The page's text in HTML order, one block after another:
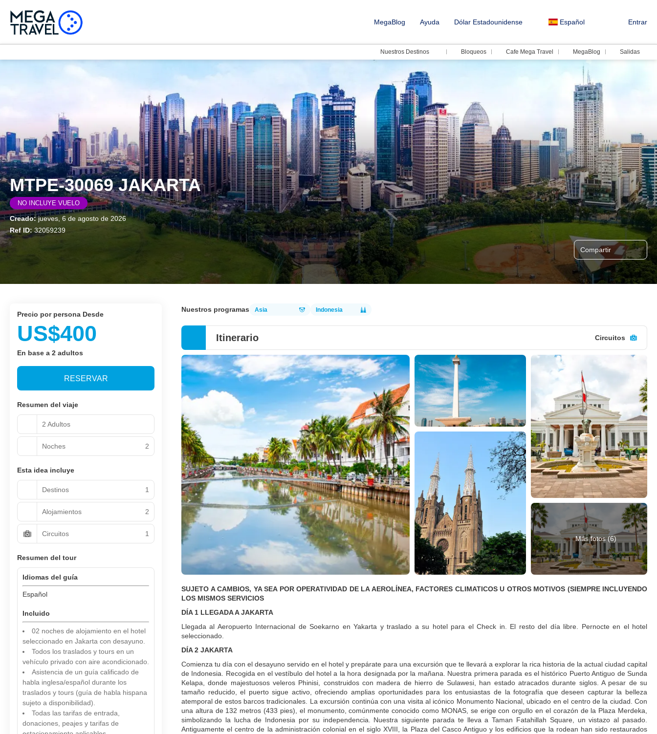
MegaBlog Ayuda Dólar Estadounidense Español Entrar
Nuestros Destinos Bloqueos Cafe Mega Travel MegaBlog Salidas
MTPE-30069 JAKARTA
NO INCLUYE VUELO
Creado:jueves, 6 de agosto de 2026
Ref ID:32059239
Compartir
Nuestros programas Asia Indonesia
Itinerario Circuitos
Más fotos (6)
SUJETO A CAMBIOS, YA SEA POR OPERATIVIDAD DE LA AEROLÍNEA, FACTORES CLIMATICOS U OTROS MOTIVOS (SIEMPRE INCLUYENDO
LOS MISMOS SERVICIOS
DÍA 1 LLEGADA A JAKARTA
Llegada al Aeropuerto Internacional de Soekarno en Yakarta y traslado a su hotel para el Check in. El resto del día libre. Pernocte en el hotel
seleccionado.
DÍA 2 JAKARTA
Comienza tu día con el desayuno servido en el hotel y prepárate para una excursión que te llevará a explorar la rica historia de la actual ciudad capital
de Indonesia. Recogida en el vestíbulo del hotel a la hora designada por la mañana. Nuestra primera parada es el histórico Puerto Antiguo de Sunda
Kelapa, donde majestuosos veleros Phinisi, construidos con madera de hierro de Sulawesi, han estado atracados durante siglos. A pesar de su
tamaño reducido, el puerto sigue activo, ofreciendo amplias oportunidades para los entusiastas de la fotografía que deseen capturar la belleza
atemporal de estos barcos tradicionales. La excursión continúa con una visita al icónico Monumento Nacional, ubicado en el centro de la ciudad. Con
una altura de 132 metros (433 pies), el monumento, comúnmente conocido como MONAS, se erige con orgullo en el corazón de la Plaza Merdeka,
simbolizando la lucha de Indonesia por su independencia. Nuestra siguiente parada te lleva a Taman Fatahillah Square, un vistazo al pasado.
Antiguamente el centro de la administración colonial en el siglo XVIII, la Plaza del Casco Antiguo y los edificios que la rodean han sido restaurados
precio por persona Desde
US$400
En base a 2 adultos
RESERVAR
Resumen del viaje
2 Adultos
Noches 2
Esta idea incluye
Destinos 1
Alojamientos 2
Circuitos 1
Resumen del tour
Idiomas del guía
Español
Incluido
02 noches de alojamiento en el hotel
seleccionado en Jakarta con desayuno.
Todos los traslados y tours en un
vehículo privado con aire acondicionado.
Asistencia de un guía calificado de
habla inglesa/español durante los
traslados y tours (guía de habla hispana
sujeto a disponibilidad).
Todas las tarifas de entrada,
donaciones, peajes y tarifas de